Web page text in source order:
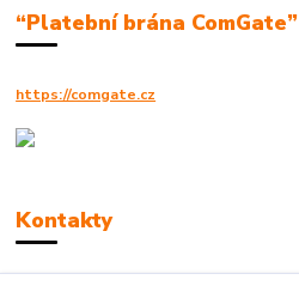
“Platební brána ComGate”
https://comgate.cz
Kontakty